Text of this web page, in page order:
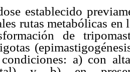
establecido
rutas metabólicas en
de
a) con